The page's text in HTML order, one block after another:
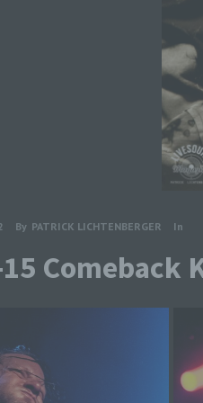
By PATRICK LICHTENBERGER In
Comeback